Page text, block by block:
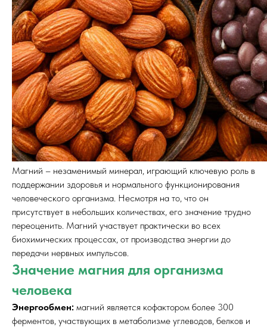
Магний – незаменимый минерал, играющий ключевую роль в
поддержании здоровья и нормального функционирования
человеческого организма. Несмотря на то, что он
присутствует в небольших количествах, его значение трудно
переоценить. Магний участвует практически во всех
биохимических процессах, от производства энергии до
передачи нервных импульсов.
Значение магния для организма
человека
Энергообмен: магний является кофактором более 300
ферментов, участвующих в метаболизме углеводов, белков и